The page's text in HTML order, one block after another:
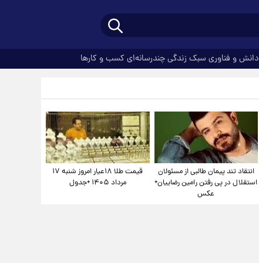
دانش و فناوری سبک زندگیچندرسانه‌ای کسب و کارها
انتقاد تند پیمان طالبی از مسئولان
استقلال در پی رفتن رامین رضاییان+
عکس
قیمت طلا ۱۸عیار امروز شنبه ۱۷
مرداد ۱۴۰۵ +جدول